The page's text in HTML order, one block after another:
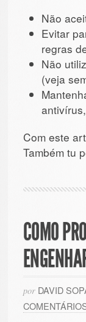
Não
Evitar
regras
Não
(veja
Com este
Também tu
COMO
por DAVID